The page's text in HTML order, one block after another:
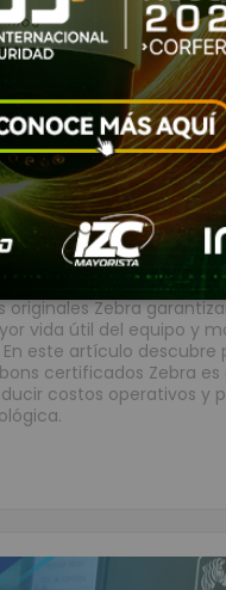
originales Zebra: la
para tus
14, 2026 | Categories:
Tags:
originales Zebra
vida útil del equipo y
este artículo descubre
certificados Zebra es
costos operativos y